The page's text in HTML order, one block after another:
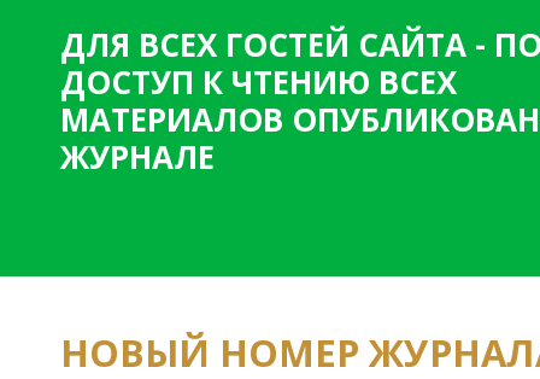
ДЛЯ ВСЕХ ГОСТЕЙ САЙТА -
ДОСТУП К ЧТЕНИЮ ВСЕХ
МАТЕРИАЛОВ
ЖУРНАЛЕ
НОВЫЙ НОМЕР